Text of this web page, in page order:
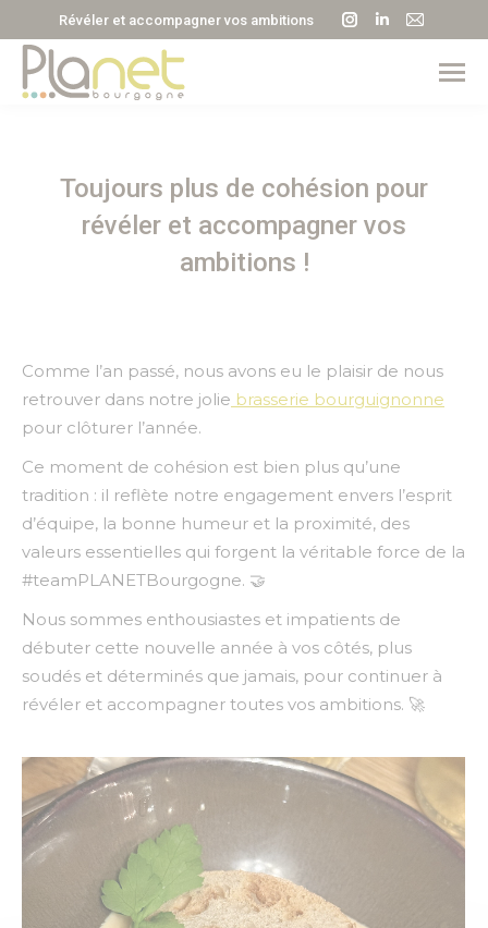
Révéler et accompagner vos ambitions
La
page
Instagram
nouvelle
fenêtre
La
page
LinkedIn
nouvelle
fenêtre
La
page
E-
une
Toujours plus de cohésion pour
révéler et accompagner vos
ambitions !
Comme l’an passé, nous avons eu le plaisir de nous
retrouver dans notre jolie brasserie bourguignonne
pour clôturer l’année.
Ce moment de cohésion est bien plus qu’une
tradition : il reflète notre engagement envers l’esprit
d’équipe, la bonne humeur et la proximité, des
valeurs essentielles qui forgent la véritable force de la
#teamPLANETBourgogne. 🤝
Nous sommes enthousiastes et impatients de
débuter cette nouvelle année à vos côtés, plus
soudés et déterminés que jamais, pour continuer à
révéler et accompagner toutes vos ambitions. 🚀